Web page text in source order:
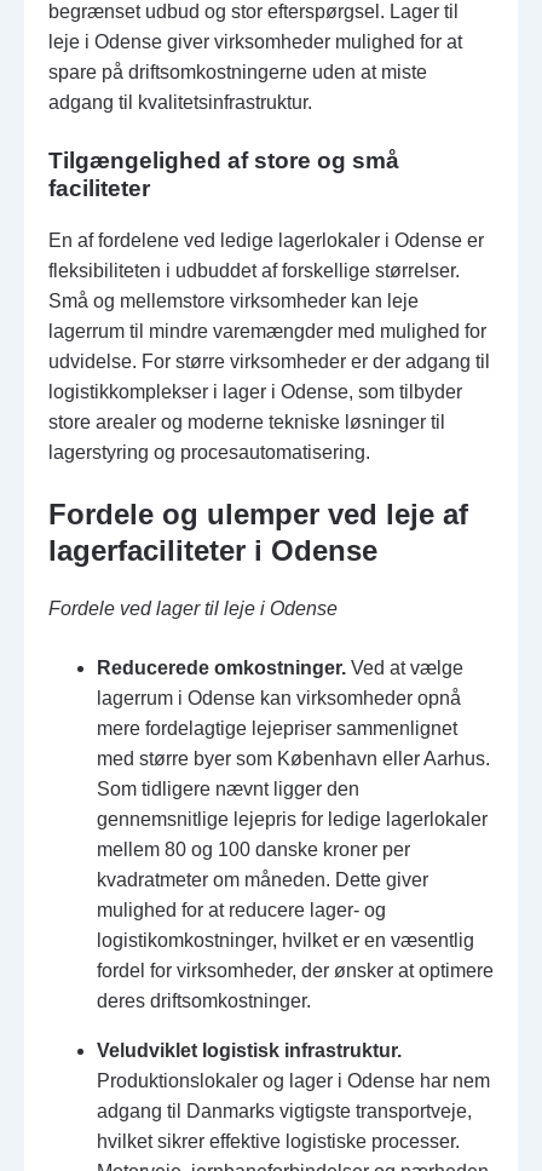
begrænset udbud og stor efterspørgsel. Lager til
leje i Odense giver virksomheder mulighed for at
spare på driftsomkostningerne uden at miste
adgang til kvalitetsinfrastruktur.
Tilgængelighed af store og små
faciliteter
En af fordelene ved ledige lagerlokaler i Odense er
fleksibiliteten i udbuddet af forskellige størrelser.
Små og mellemstore virksomheder kan leje
lagerrum til mindre varemængder med mulighed for
udvidelse. For større virksomheder er der adgang til
logistikkomplekser i lager i Odense, som tilbyder
store arealer og moderne tekniske løsninger til
lagerstyring og procesautomatisering.
Fordele og ulemper ved leje af
lagerfaciliteter i Odense
Fordele ved lager til leje i Odense
Reducerede omkostninger. Ved at vælge
lagerrum i Odense kan virksomheder opnå
mere fordelagtige lejepriser sammenlignet
med større byer som København eller Aarhus.
Som tidligere nævnt ligger den
gennemsnitlige lejepris for ledige lagerlokaler
mellem 80 og 100 danske kroner per
kvadratmeter om måneden. Dette giver
mulighed for at reducere lager- og
logistikomkostninger, hvilket er en væsentlig
fordel for virksomheder, der ønsker at optimere
deres driftsomkostninger.
Veludviklet logistisk infrastruktur.
Produktionslokaler og lager i Odense har nem
adgang til Danmarks vigtigste transportveje,
hvilket sikrer effektive logistiske processer.